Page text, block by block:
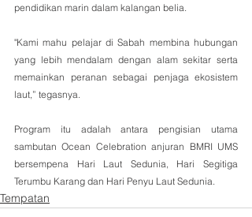
pendidikan marin dalam kalangan belia.
"Kami mahu pelajar di Sabah membina hubungan
yang lebih mendalam dengan alam sekitar serta
memainkan peranan sebagai penjaga ekosistem
laut,” tegasnya.
Program itu adalah antara pengisian utama
sambutan Ocean Celebration anjuran BMRI UMS
bersempena Hari Laut Sedunia, Hari Segitiga
Terumbu Karang dan Hari Penyu Laut Sedunia.
Tempatan